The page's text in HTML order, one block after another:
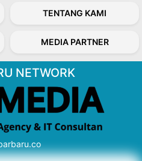
TENTANG KAMI
MEDIA PARTNER
NETWORK